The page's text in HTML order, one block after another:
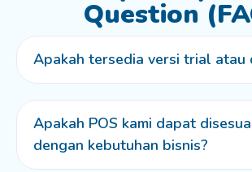
Question
Apakah tersedia versi trial atau
Apakah POS kami dapat
dengan kebutuhan bisnis?